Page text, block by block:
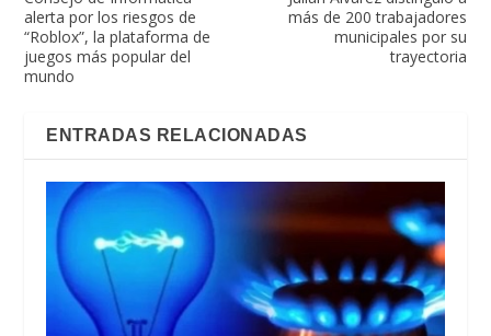
alerta por los riesgos de
“Roblox”, la plataforma de
juegos más popular del
mundo
más de 200 trabajadores
municipales por su
trayectoria
ENTRADAS RELACIONADAS